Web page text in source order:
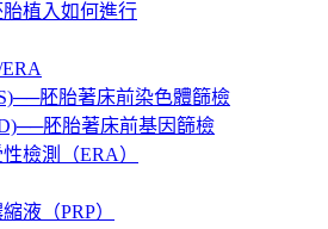
植入如何進行
胚胎著床前染色體篩檢
胚胎著床前基因篩檢
檢測（ERA）
液（PRP）